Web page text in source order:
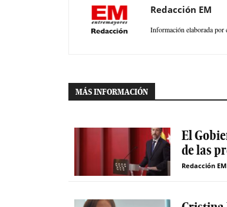
Redacción EM
Información elaborada por
MÁS INFORMACIÓN
El
de las
Redacción EM